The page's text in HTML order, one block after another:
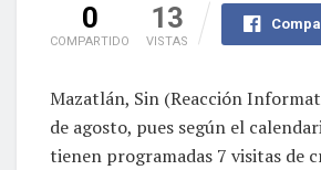
0
COMPARTIDO
13
VISTAS
Mazatlán, Sin (Reacción
de agosto, pues según el
tienen programadas 7 visitas de